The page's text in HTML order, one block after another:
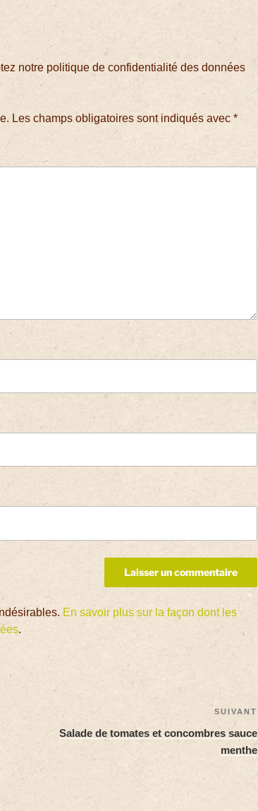
notre politique de confidentialité des données
Les champs obligatoires sont indiqués avec*
En savoir plus sur la façon dont les
.
SUIVANT
Salade de tomates et concombres sauce
menthe